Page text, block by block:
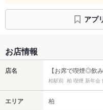
アプ
お店情報
店名 【お席で喫煙◎飲
柏駅前 柏 喫煙 新年会
エリア 柏